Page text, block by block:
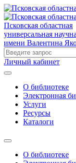
Псковская областная
универсальная
имени Валентина
Личный кабинет
О библиотеке
Электронная
Услуги
Ресурсы
Каталоги
О библиотеке